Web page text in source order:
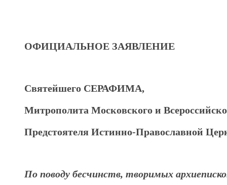
ОФИЦИАЛЬНОЕ ЗАЯВЛЕНИЕ
Святейшего СЕРАФИМА,
Митрополита Московского и
Предстоятеля Истинно-Православной
По поводу бесчинств, творимых